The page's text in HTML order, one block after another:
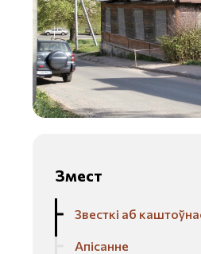
Змест
Звесткі аб
Апісанне